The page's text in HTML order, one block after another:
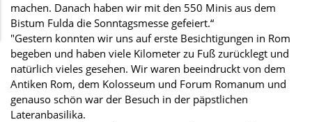
machen. Danach haben wir mit den 550 Minis aus dem
Bistum Fulda die Sonntagsmesse gefeiert.“
"Gestern konnten wir uns auf erste Besichtigungen in Rom
begeben und haben viele Kilometer zu Fuß zurücklegt und
natürlich vieles gesehen. Wir waren beeindruckt von dem
Antiken Rom, dem Kolosseum und Forum Romanum und
genauso schön war der Besuch in der päpstlichen
Lateranbasilika.